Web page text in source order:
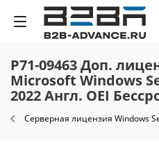
P71-09463 Доп.
Microsoft Windows
2022 Англ. OEI
Серверная лицензия Windows